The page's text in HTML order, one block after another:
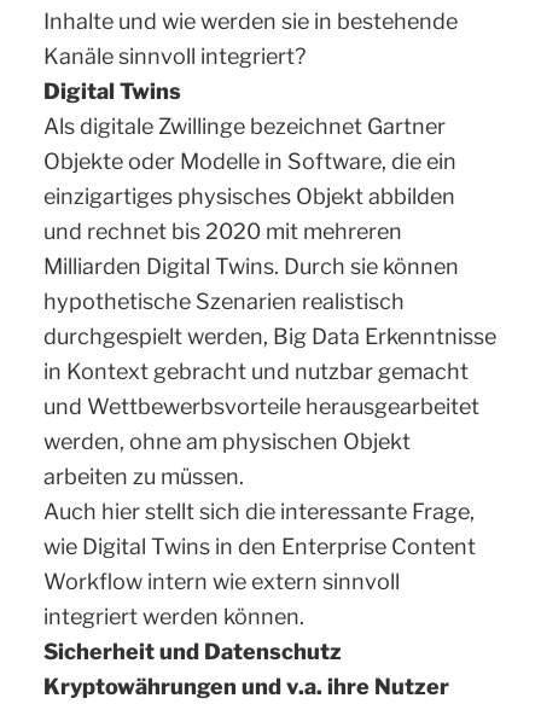
Inhalte und wie werden sie in bestehende
Kanäle sinnvoll integriert?
Digital Twins
Als digitale Zwillinge bezeichnet Gartner
Objekte oder Modelle in Software, die ein
einzigartiges physisches Objekt abbilden
und rechnet bis 2020 mit mehreren
Milliarden Digital Twins. Durch sie können
hypothetische Szenarien realistisch
durchgespielt werden, Big Data Erkenntnisse
in Kontext gebracht und nutzbar gemacht
und Wettbewerbsvorteile herausgearbeitet
werden, ohne am physischen Objekt
arbeiten zu müssen.
Auch hier stellt sich die interessante Frage,
wie Digital Twins in den Enterprise Content
Workflow intern wie extern sinnvoll
integriert werden können.
Sicherheit und Datenschutz
Kryptowährungen und v.a. ihre Nutzer